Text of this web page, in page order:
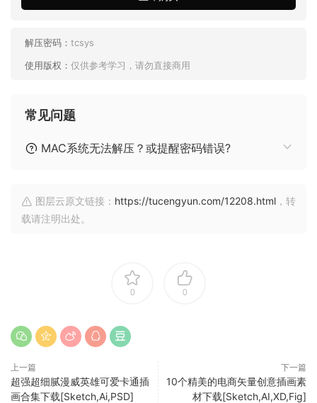
解压密码： tcsys
使用版权： 仅供参考学习，请勿直接商用
常见问题
MAC系统无法解压？或提醒密码错误?
图层云原文链接： https://tucengyun.com/12208.html ，转
载请注明出处。
0 0
上一篇
超强超细腻漫威英雄可爱卡通插
画合集下载[Sketch,Ai,PSD]
下一篇
10个精美的电商矢量创意插画素
材下载[Sketch,AI,XD,Fig]